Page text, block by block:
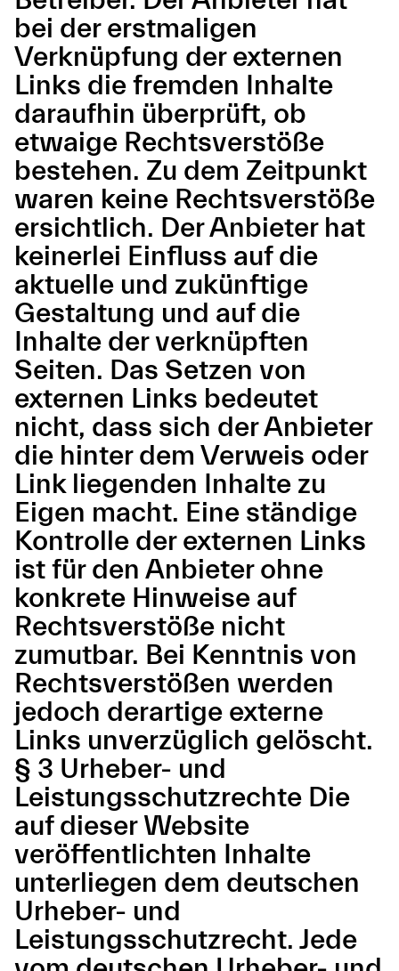
bei der erstmaligen
Verknüpfung der externen
Links die fremden Inhalte
daraufhin überprüft, ob
etwaige Rechtsverstöße
bestehen. Zu dem Zeitpunkt
waren keine Rechtsverstöße
ersichtlich. Der Anbieter hat
keinerlei Einfluss auf die
aktuelle und zukünftige
Gestaltung und auf die
Inhalte der verknüpften
Seiten. Das Setzen von
externen Links bedeutet
nicht, dass sich der Anbieter
die hinter dem Verweis oder
Link liegenden Inhalte zu
Eigen macht. Eine ständige
Kontrolle der externen Links
ist für den Anbieter ohne
konkrete Hinweise auf
Rechtsverstöße nicht
zumutbar. Bei Kenntnis von
Rechtsverstößen werden
jedoch derartige externe
Links unverzüglich gelöscht.
§ 3 Urheber- und
Leistungsschutzrechte Die
auf dieser Website
veröffentlichten Inhalte
unterliegen dem deutschen
Urheber- und
Leistungsschutzrecht. Jede